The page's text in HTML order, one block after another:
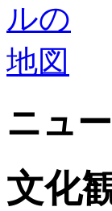
ニュ
文化